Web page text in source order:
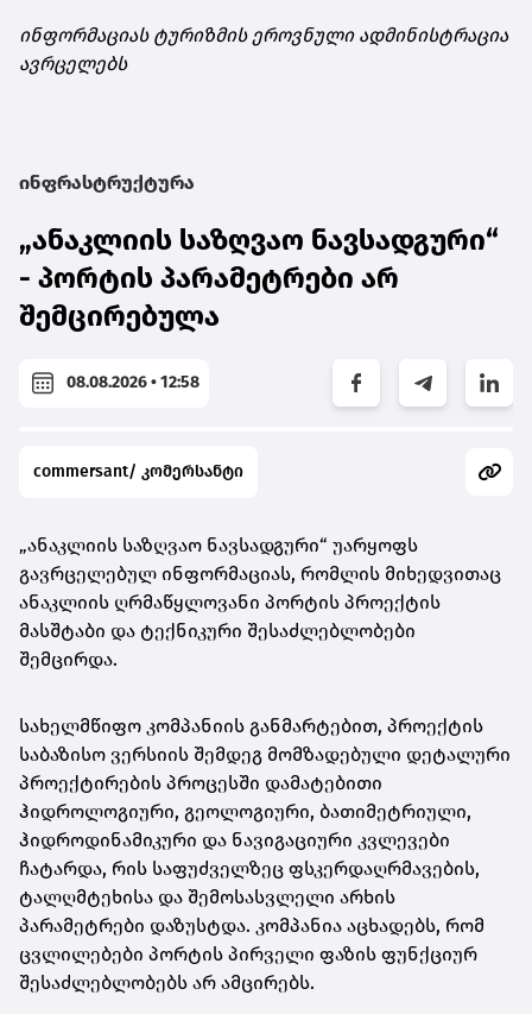
ინფორმაციას ტურიზმის ეროვნული ადმინისტრაცია
ავრცელებს
ინფრასტრუქტურა
„ანაკლიის საზღვაო ნავსადგური“
- პორტის პარამეტრები არ
შემცირებულა
08.08.2026 • 12:58
commersant/ კომერსანტი
„ანაკლიის საზღვაო ნავსადგური“ უარყოფს
გავრცელებულ ინფორმაციას, რომლის მიხედვითაც
ანაკლიის ღრმაწყლოვანი პორტის პროექტის
მასშტაბი და ტექნიკური შესაძლებლობები
შემცირდა.
სახელმწიფო კომპანიის განმარტებით, პროექტის
საბაზისო ვერსიის შემდეგ მომზადებული დეტალური
პროექტირების პროცესში დამატებითი
ჰიდროლოგიური, გეოლოგიური, ბათიმეტრიული,
ჰიდროდინამიკური და ნავიგაციური კვლევები
ჩატარდა, რის საფუძველზეც ფსკერდაღრმავების,
ტალღმტეხისა და შემოსასვლელი არხის
პარამეტრები დაზუსტდა. კომპანია აცხადებს, რომ
ცვლილებები პორტის პირველი ფაზის ფუნქციურ
შესაძლებლობებს არ ამცირებს.